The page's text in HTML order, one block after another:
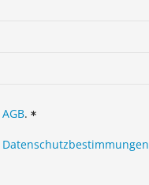
AGB.
Datenschutzbestimmungen